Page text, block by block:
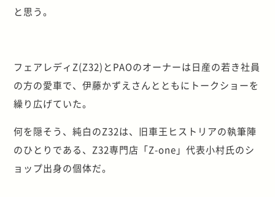
と思う。
フェアレディZ(Z32)とPAOのオーナーは日産の若き社員
の方の愛車で、伊藤かずえさんとともにトークショーを
繰り広げていた。
何を隠そう、純白のZ32は、旧車王ヒストリアの執筆陣
のひとりである、Z32専門店「Z-one」代表小村氏のシ
ョップ出身の個体だ。